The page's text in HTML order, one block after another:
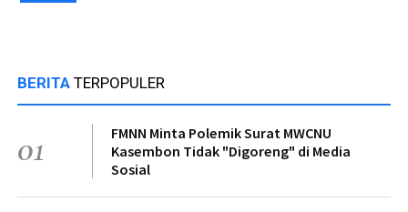
BERITA TERPOPULER
01
FMNN Minta Polemik Surat MWCNU
Kasembon Tidak "Digoreng" di Media
Sosial